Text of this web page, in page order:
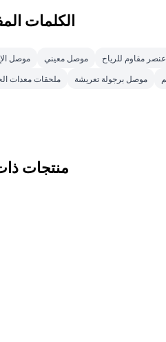
الكلمات
موصل موصل معيني عنصر مقاوم للرياح
ملحقات معدات
موصل برجولة تعريشة
منتجات